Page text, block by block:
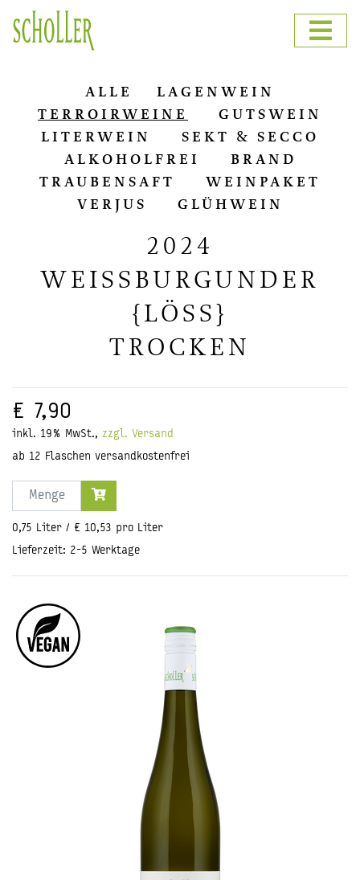
ALLE
LA­GEN­WEIN
TER­RO­IR­WEI­NE
GUTS­WEIN
LI­TER­WEIN
SEKT & SECCO
AL­KO­HOL­FREI
BRAND
TRAU­BEN­SAFT
WEIN­PA­KET
VER­JUS
GLÜH­WEIN
2024
WEISSBURGUNDER
{LÖSS}
TROCKEN
€ 7,90
inkl. 19% MwSt., zzgl. Versand
ab 12 Flaschen versandkostenfrei
Menge
0,75 Liter / € 10,53 pro Liter
Lieferzeit: 2-5 Werktage